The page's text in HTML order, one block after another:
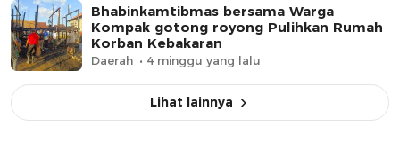
Bhabinkamtibmas bersama Warga
Kompak gotong royong Pulihkan Rumah
Korban Kebakaran
Daerah 4 minggu yang lalu
Lihat lainnya